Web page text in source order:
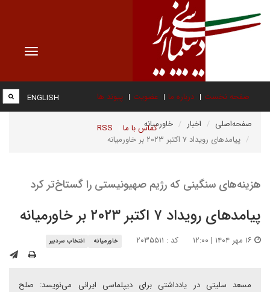
Toggle
صفحه نخست درباره ما عضویت پیوند ها
تماس با ما RSS
ENGLISH
صفحه‌اصلی اخبار
خاورمیانه
پیامدهای رویداد ۷ اکتبر ۲۰۲۳ بر خاورمیانه
هزینه‌های سنگینی که رژیم صهیونیستی را گستاخ‌تر کرد
پیامدهای رویداد ۷ اکتبر ۲۰۲۳ بر خاورمیانه
کد : ۲۰۳۵۵۱۱ خاورمیانه انتخاب سردبیر
مسعد سلیتی در یادداشتی برای دیپلماسی ایرانی می‌نویسد: صلح